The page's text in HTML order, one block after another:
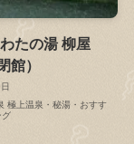
たの湯 柳屋
館）
極上温泉・秘湯・おすす
グ